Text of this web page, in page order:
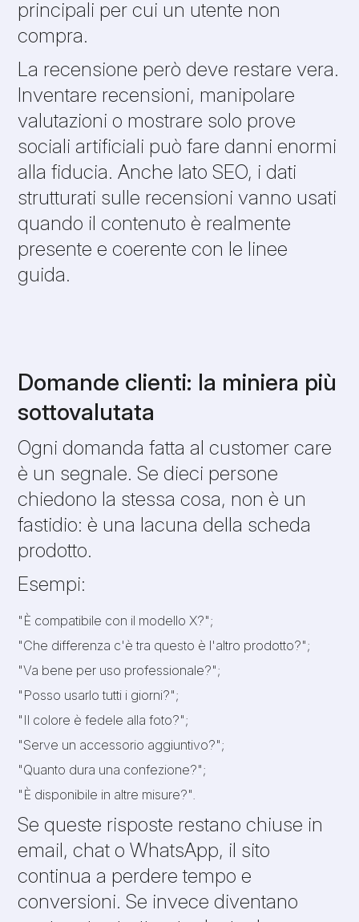
principali per cui un utente non
compra.
La recensione però deve restare vera.
Inventare recensioni, manipolare
valutazioni o mostrare solo prove
sociali artificiali può fare danni enormi
alla fiducia. Anche lato SEO, i dati
strutturati sulle recensioni vanno usati
quando il contenuto è realmente
presente e coerente con le linee
guida.
Domande clienti: la miniera più
sottovalutata
Ogni domanda fatta al customer care
è un segnale. Se dieci persone
chiedono la stessa cosa, non è un
fastidio: è una lacuna della scheda
prodotto.
Esempi:
"È compatibile con il modello X?";
"Che differenza c'è tra questo è l'altro prodotto?";
"Va bene per uso professionale?";
"Posso usarlo tutti i giorni?";
"Il colore è fedele alla foto?";
"Serve un accessorio aggiuntivo?";
"Quanto dura una confezione?";
"È disponibile in altre misure?".
Se queste risposte restano chiuse in
email, chat o WhatsApp, il sito
continua a perdere tempo e
conversioni. Se invece diventano